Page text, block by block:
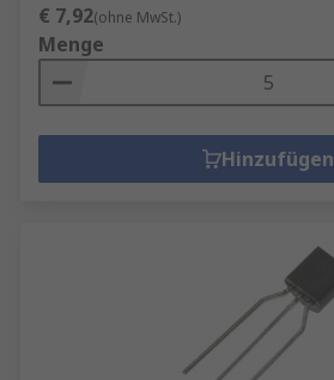
€ 7,92(ohne MwSt.)
Menge
Hinzufügen